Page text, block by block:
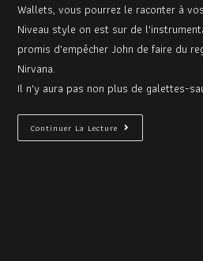
Wallets, vous pourrez le raconter à
Niveau style on est sur de
promis d'empêcher John de faire du
Nirvana.
Il n'y aura pas non plus de galettes-
Continuer La Lecture